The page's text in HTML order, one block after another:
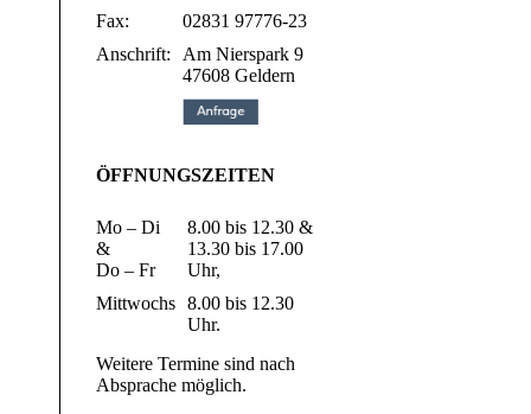
Fax:
02831 97776-23
Anschrift:
Am Nierspark 9
47608 Geldern
ÖFFNUNGSZEITEN
Mo – Di
&
Do – Fr
8.00 bis 12.30 &
13.30 bis 17.00
Uhr,
Mittwochs 8.00 bis 12.30
Uhr.
Weitere Termine sind nach
Absprache möglich.